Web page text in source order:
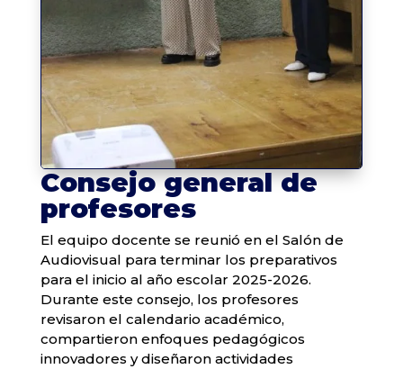
Consejo general de
profesores
El equipo docente se reunió en el Salón de
Audiovisual para terminar los preparativos
para el inicio al año escolar 2025-2026.
Durante este consejo, los profesores
revisaron el calendario académico,
compartieron enfoques pedagógicos
innovadores y diseñaron actividades